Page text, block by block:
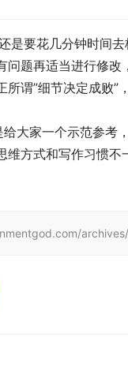
是要花几分钟时间
题再适当进行修改
谓”细节决定成败”
大家一个示范参考
方式和写作习惯不